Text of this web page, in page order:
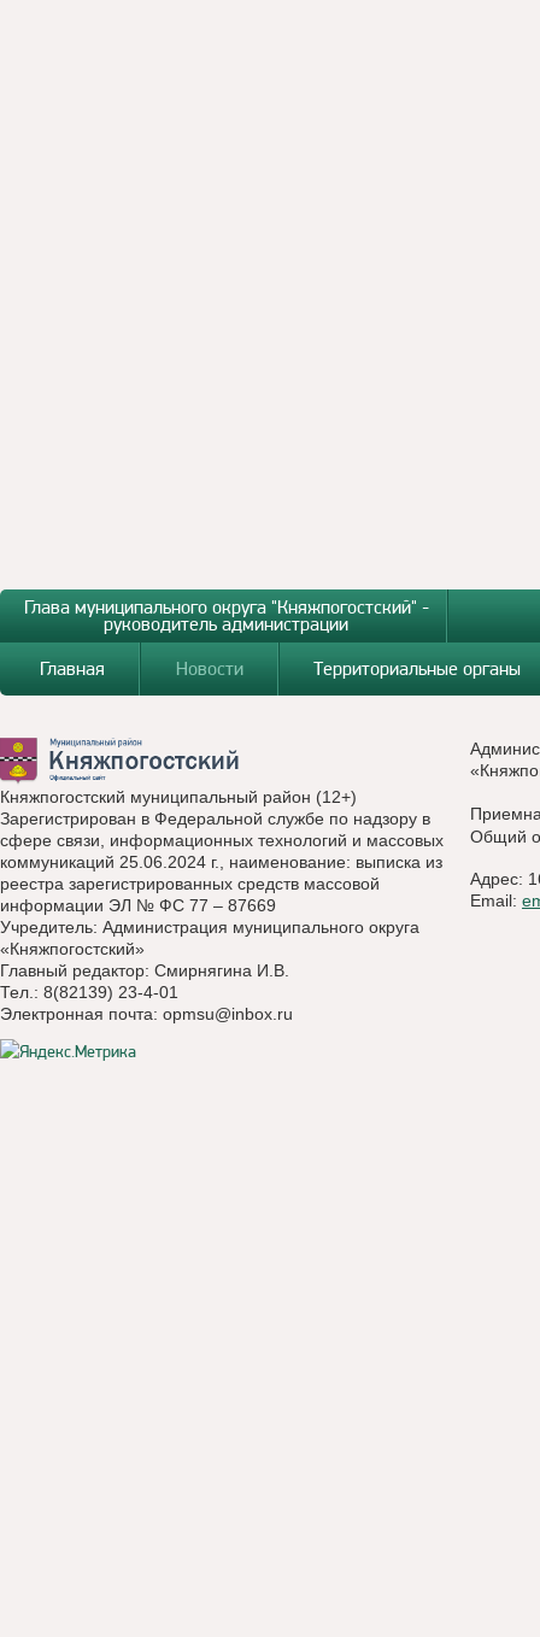
Глава муниципального округа "Княжпогостский" -
руководитель администрации
Главная
Новости Территориальные органы
Княжпогостский муниципальный район (12+)
Зарегистрирован в Федеральной службе по надзору в
сфере связи, информационных технологий и массовых
коммуникаций 25.06.2024 г., наименование: выписка из
реестра зарегистрированных средств массовой
информации ЭЛ № ФС 77 – 87669
Учредитель: Администрация муниципального округа
«Княжпогостский»
Главный редактор: Смирнягина И.В.
Тел.: 8(82139) 23-4-01
Электронная почта: opmsu@inbox.ru
Общий
Адрес:
Email: